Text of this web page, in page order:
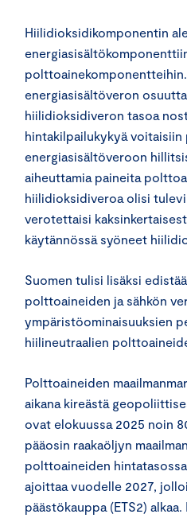
Hiilidioksidikomponentin
energiasisältöveron
hiilidioksidiveron tasoa
hintakilpailukykyä voitaisiin
energiasisältöveroon
aiheuttamia paineita
hiilidioksidiveroa olisi
verotettaisi
käytännössä syöneet
Suomen tulisi lisäksi
polttoaineiden ja sähkön
ympäristöominaisuuksien
hiilineutraalien
Polttoaineiden
aikana kireästä
ovat elokuussa 2025 noin
pääosin raakaöljyn
polttoaineiden
ajoittaa vuodelle 2027,
päästökauppa (ETS2)